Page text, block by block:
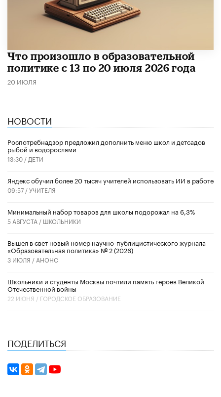
Что произошло в образовательной
политике с 13 по 20 июля 2026 года
20 ИЮЛЯ
НОВОСТИ
Роспотребнадзор предложил дополнить меню школ и детсадов
рыбой и водорослями
13:30 / ДЕТИ
​Яндекс обучил более 20 тысяч учителей использовать ИИ в работе
09:57 /УЧИТЕЛЯ
Минимальный набор товаров для школы подорожал на 6,3%
5 АВГУСТА / ШКОЛЬНИКИ
Вышел в свет новый номер научно-публицистического журнала
«Образовательная политика» № 2 (2026)
3 ИЮЛЯ / АНОНС
Школьники и студенты Москвы почтили память героев Великой
Отечественной войны
22 ИЮНЯ / ГОРОДСКОЕ ОБРАЗОВАНИЕ
ПОДЕЛИТЬСЯ